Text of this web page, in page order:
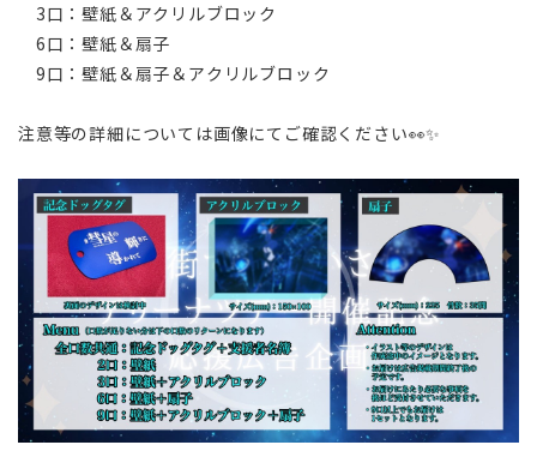
3口：壁紙＆アクリルブロック
6口：壁紙＆扇子
9口：壁紙＆扇子＆アクリルブロック
注意等の詳細については画像にてご確認ください👀✨